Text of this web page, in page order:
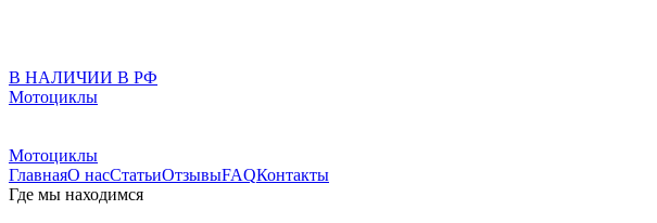
В НАЛИЧИИ В РФ
Мотоциклы
Мотоциклы
ГлавнаяО насСтатьиОтзывыFAQКонтакты
Где мы находимся